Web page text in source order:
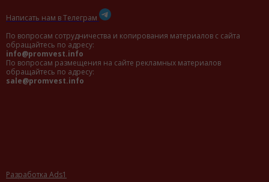
Написать нам в Телеграм
По вопросам сотрудничества и копирования материалов с сайта
обращайтесь по адресу:
info@promvest.info
По вопросам размещения на сайте рекламных материалов
обращайтесь по адресу:
sale@promvest.info
Разработка Ads1